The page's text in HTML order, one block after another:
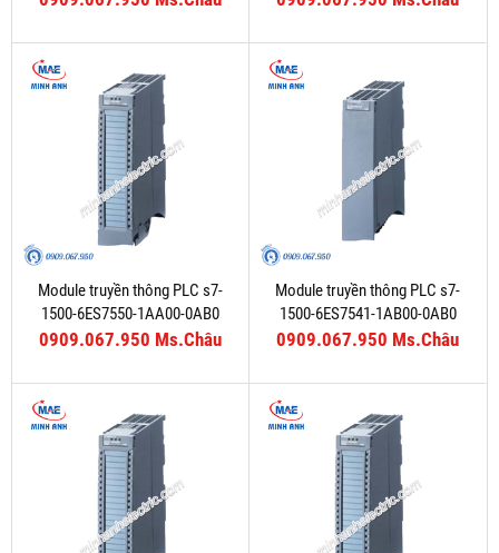
Module truyền thông PLC s7-
1500-6ES7550-1AA00-0AB0
0909.067.950 Ms.Châu
Module truyền thông PLC s7-
1500-6ES7541-1AB00-0AB0
0909.067.950 Ms.Châu